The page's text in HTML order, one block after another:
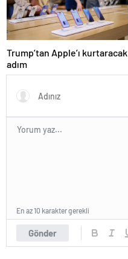
Trump’tan Apple’ı kurtaracak
adım
Gönder
En az 10 karakter gerekli